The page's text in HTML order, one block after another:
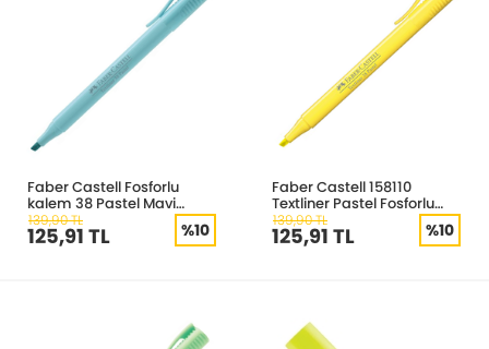
Faber Castell Fosforlu
kalem 38 Pastel Mavi
5030158114000
139,90 TL
125,91 TL %10
Faber Castell 158110
Textliner Pastel Fosforlu
Kalem Sarı
139,90 TL
125,91 TL %10